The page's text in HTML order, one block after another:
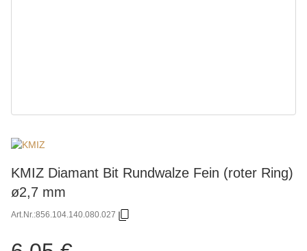
KMIZ Diamant Bit Rundwalze Fein (roter Ring)
ø2,7 mm
Art.Nr.:856.104.140.080.027